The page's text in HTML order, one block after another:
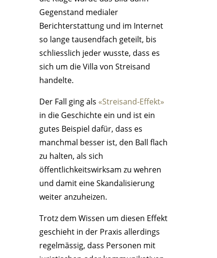
Gegenstand medialer
Berichterstattung und im Internet
so lange tausendfach geteilt, bis
schliesslich jeder wusste, dass es
sich um die Villa von Streisand
handelte.
Der Fall ging als «Streisand-Effekt»
in die Geschichte ein und ist ein
gutes Beispiel dafür, dass es
manchmal besser ist, den Ball flach
zu halten, als sich
öffentlichkeitswirksam zu wehren
und damit eine Skandalisierung
weiter anzuheizen.
Trotz dem Wissen um diesen Effekt
geschieht in der Praxis allerdings
regelmässig, dass Personen mit